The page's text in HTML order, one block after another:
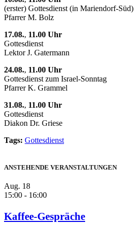
(erster) Gottesdienst (in Mariendorf-Süd)
Pfarrer M. Bolz
17.08., 11.00 Uhr
Gottesdienst
Lektor J. Gatermann
24.08., 11.00 Uhr
Gottesdienst zum Israel-Sonntag
Pfarrer K. Grammel
31.08., 11.00 Uhr
Gottesdienst
Diakon Dr. Griese
Tags: Gottesdienst
ANSTEHENDE VERANSTALTUNGEN
Aug. 18
15:00 - 16:00
Kaffee-Gespräche